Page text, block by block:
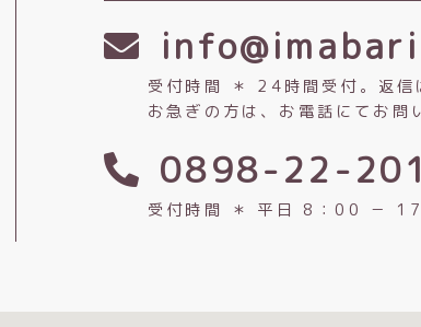
受付時間 ＊ 24時間受付。返信
お急ぎの方は、お電話にてお問
0898-22-
受付時間 ＊ 平日 8：00 －